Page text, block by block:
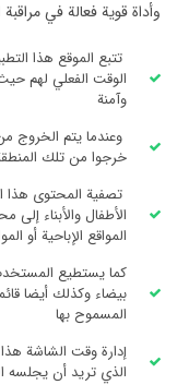
وأداة قوية فعالة في
تتبع الموقع هذا
الوقت الفعلي لهم
وآمنة
وعندما يتم الخروج
خرجوا من تلك
تصفية المحتوى
الأطفال والأبناء
المواقع الإباحية أو
كما يستطيع
بيضاء وكذلك أيضا
المسموح بها
إدارة وقت الشاشة
الذي تريد أن يجلسه